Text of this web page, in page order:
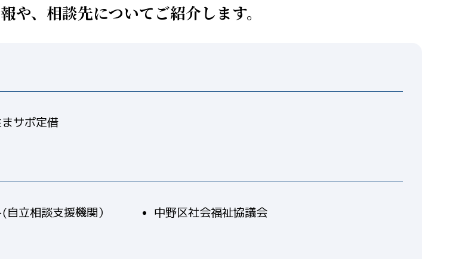
、相談先についてご紹介します。
サポ定借
立相談支援機関）
中野区社会福祉協議会